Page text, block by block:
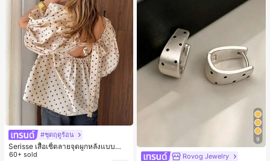
#ชุดฤดูร้อน
Serisse เสื้อเชิ้ตลายจุดผูกหลังแบบลำล
องสำหรับฤดูร้อน
60+ sold
9
Rovog Jewelry